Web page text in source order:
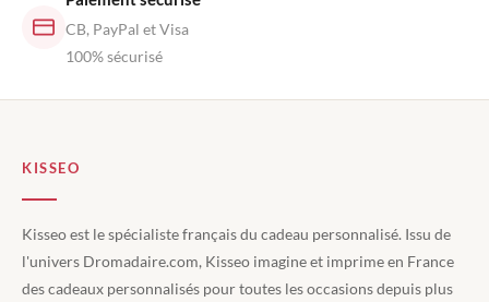
CB, PayPal et Visa
100% sécurisé
KISSEO
Kisseo est le spécialiste français du cadeau personnalisé. Issu de
l'univers Dromadaire.com, Kisseo imagine et imprime en France
des cadeaux personnalisés pour toutes les occasions depuis plus